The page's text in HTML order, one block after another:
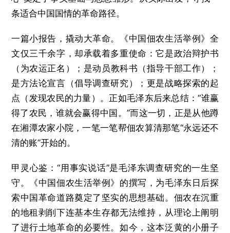
条适合中国国情的革命路径。
一篇小报告，撬动大革命。《中国佃农生活举例》全
文仅三千余字，却承载着多重使命：它是政治辩护书
（为农运正名）；是动员教科书（指导干部工作）；
是方法论宣言（倡导调查研究）；更是战略探索的起
点（发现农民的力量）。正如毛泽东后来总结：“谁赢
得了农民，谁就会赢得中国。”而这一切，正是从他蹲
在湘潭农家小院，一笔一笔帮佃农算清那笔“永远还不
清的账”开始的。
甲灵心鉴：“用事实说话”是毛泽东调查研究的一生坚
守。《中国佃农生活举例》的撰写，为毛泽东日后探
索中国革命道路奠定了坚实的思想基础。佃农在沉重
的地租剥削下连基本生存都无法维持，从理论上阐明
了进行土地革命的必要性。如今，这本泛黄的小册子